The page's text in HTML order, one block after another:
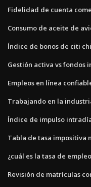
Fidelidad de cuenta
Consumo de aceite de
Índice de bonos de citi
Gestión activa vs fondos
Empleos en línea
Trabajando en la
Índice de impulso
Tabla de tasa impositiva
¿cuál es la tasa de
Revisión de matrículas